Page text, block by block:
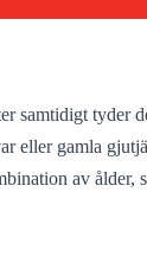
samtidigt tyder
eller gamla
av ålder,